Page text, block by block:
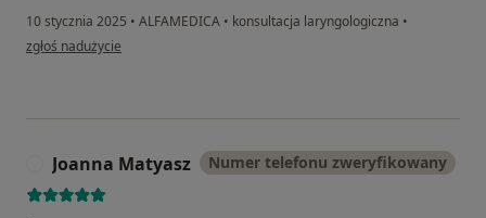
10 stycznia 2025 • ALFAMEDICA • konsultacja laryngologiczna •
w opinii użytkownika Monika B.
zgłoś nadużycie
Joanna Matyasz Numer telefonu zweryfikowany